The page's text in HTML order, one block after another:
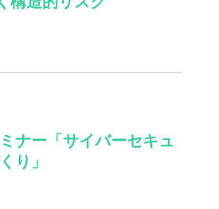
ナー「サイバーセキュ
り」